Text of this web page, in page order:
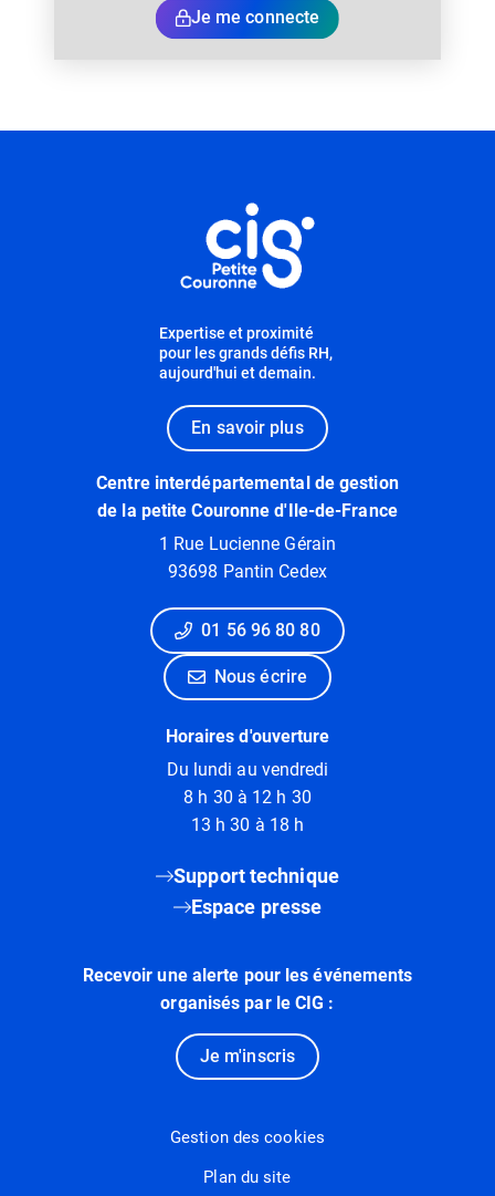
Je me connecte
Expertise et proximité
pour les grands défis RH,
aujourd'hui et demain.
En savoir plus
Centre interdépartemental de gestion
de la petite Couronne d'Ile-de-France
1 Rue Lucienne Gérain
93698 Pantin Cedex
01 56 96 80 80
Nous écrire
Horaires d'ouverture
Du lundi au vendredi
8 h 30 à 12 h 30
13 h 30 à 18 h
Support technique
Espace presse
Recevoir une alerte pour les événements
organisés par le CIG :
Je m'inscris
Gestion des cookies
Plan du site